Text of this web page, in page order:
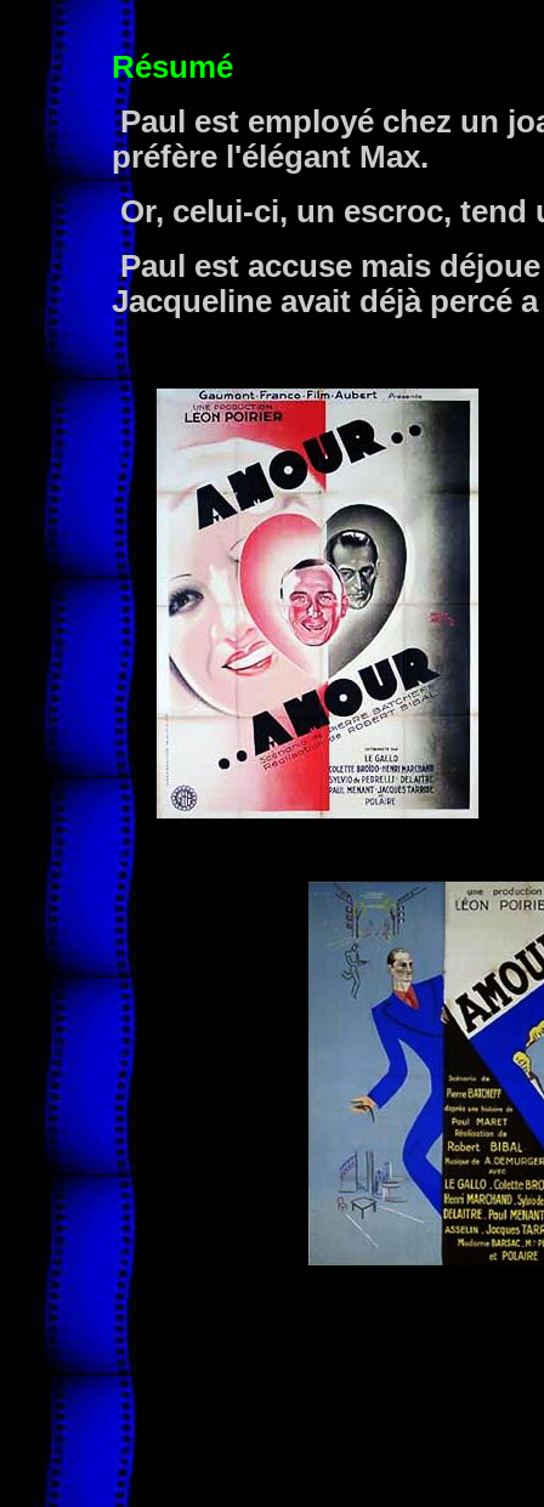
Résumé
Paul est employé chez un
préfère l'élégant Max.
Or, celui-ci, un escroc, tend
Paul est accuse mais
Jacqueline avait déjà percé